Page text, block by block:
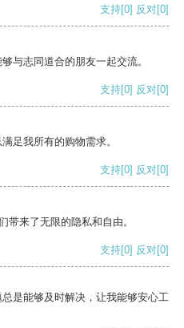
支持[0] 反对[0]
与志同道合的朋友一起交流。
支持[0] 反对[0]
足我所有的购物需求。
支持[0] 反对[0]
带来了无限的隐私和自由。
支持[0] 反对[0]
是能够及时解决，让我能够安心工